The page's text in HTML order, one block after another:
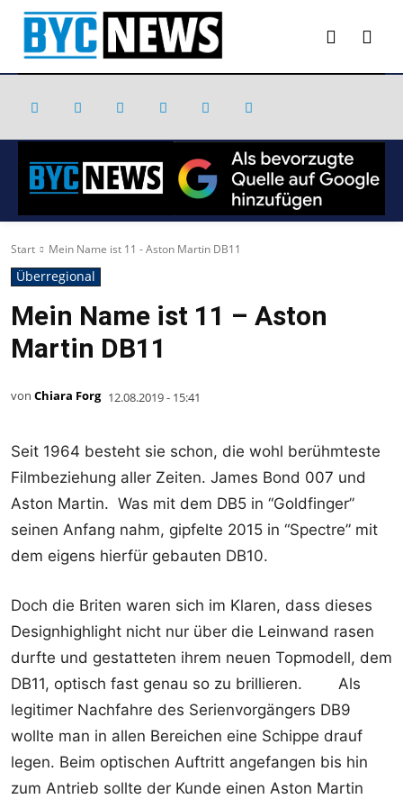
Start Mein Name ist 11 - Aston Martin DB11
Überregional
Mein Name ist 11 – Aston
Martin DB11
von Chiara Forg 12.08.2019 - 15:41
Seit 1964 besteht sie schon, die wohl berühmteste
Filmbeziehung aller Zeiten. James Bond 007 und
Aston Martin. Was mit dem DB5 in “Goldfinger”
seinen Anfang nahm, gipfelte 2015 in “Spectre” mit
dem eigens hierfür gebauten DB10.
Doch die Briten waren sich im Klaren, dass dieses
Designhighlight nicht nur über die Leinwand rasen
durfte und gestatteten ihrem neuen Topmodell, dem
DB11, optisch fast genau so zu brillieren. Als
legitimer Nachfahre des Serienvorgängers DB9
wollte man in allen Bereichen eine Schippe drauf
legen. Beim optischen Auftritt angefangen bis hin
zum Antrieb sollte der Kunde einen Aston Martin